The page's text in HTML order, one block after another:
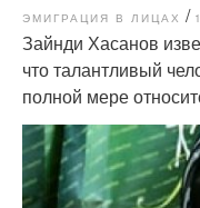
ЭМИГРАЦИЯ В ЛИЦАХ /
Зайнди Хасанов
что талантливый
полной мере